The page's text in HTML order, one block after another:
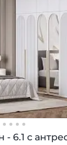
6.1 с